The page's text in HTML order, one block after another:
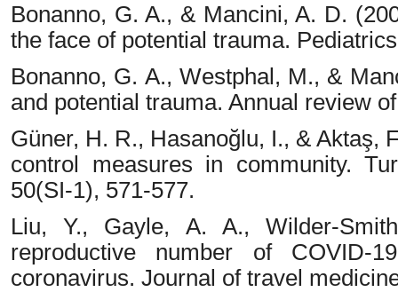
Bonanno, G. A., & Mancini, A. D.
the face of potential trauma.
Bonanno, G. A., Westphal, M., &
and potential trauma. Annual review
Güner, H. R., Hasanoğlu, I., & Aktaş,
control measures in community.
50(SI-1), 571-577.
Liu, Y., Gayle, A. A., Wilder-
reproductive number of
coronavirus. Journal of travel